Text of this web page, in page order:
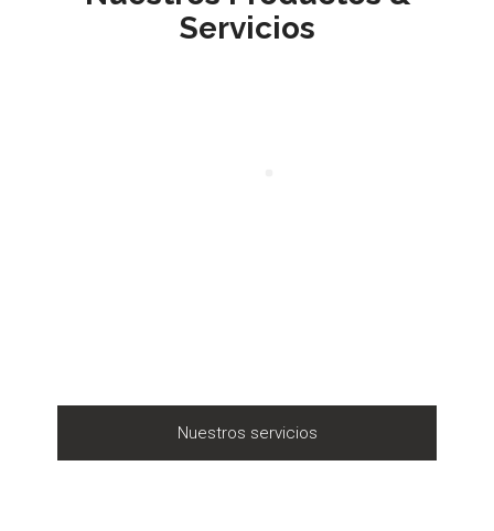
Servicios
Nuestros servicios